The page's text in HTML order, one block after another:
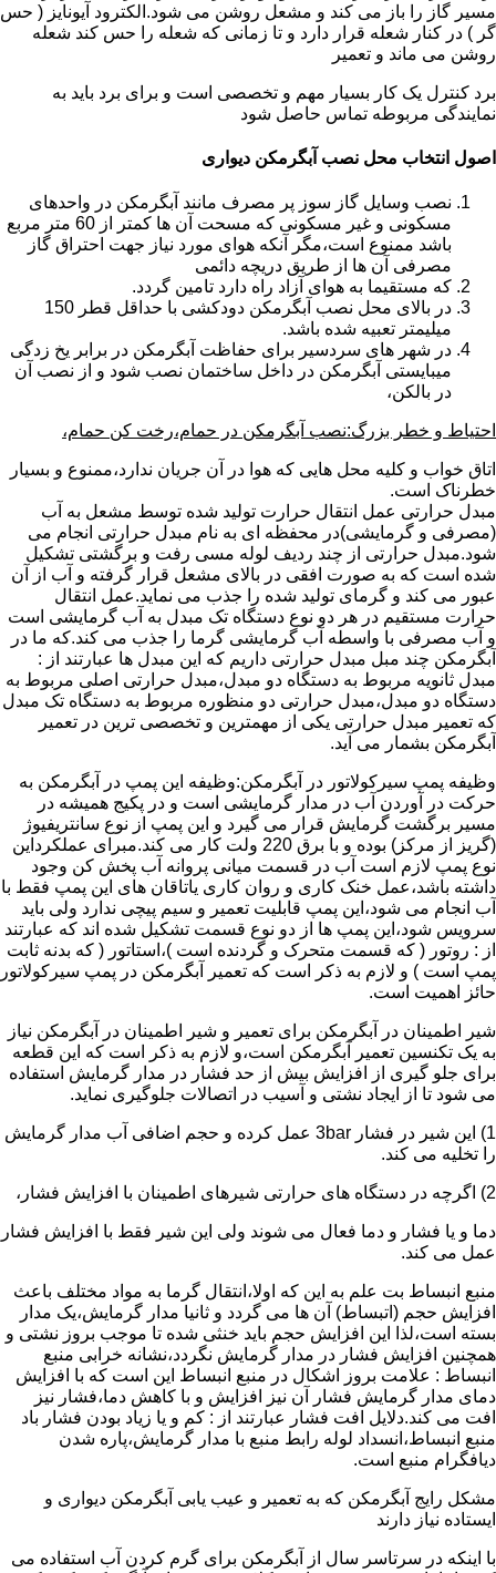
مسیر گاز را باز می کند و مشعل روشن می شود.الکترود آیونایز ( حس
گر ) در کنار شعله قرار دارد و تا زمانی که شعله را حس کند شعله
روشن می ماند و تعمیر
برد کنترل یک کار بسیار مهم و تخصصی است و برای برد باید به
نمایندگی مربوطه تماس حاصل شود
اصول انتخاب محل نصب آبگرمکن دیواری
نصب وسایل گاز سوز پر مصرف مانند آبگرمکن در واحدهای
مسکونی و غیر مسکونی که مسحت آن ها کمتر از 60 متر مربع
باشد ممنوع است،مگر آنکه هوای مورد نیاز جهت احتراق گاز
مصرفی آن ها از طریق دریچه دائمی
که مستقیما به هوای آزاد راه دارد تامین گردد.
در بالای محل نصب آبگرمکن دودکشی با حداقل قطر 150
میلیمتر تعبیه شده باشد.
در شهر های سردسیر برای حفاظت آبگرمکن در برابر یخ زدگی
میبایستی آبگرمکن در داخل ساختمان نصب شود و از نصب آن
در بالکن،
احتیاط و خطر بزرگ:نصب آبگرمکن در حمام،رخت کن حمام،
اتاق خواب و کلیه محل هایی که هوا در آن جریان ندارد،ممنوع و بسیار
خطرناک است.
مبدل حرارتی عمل انتقال حرارت تولید شده توسط مشعل به آب
(مصرفی و گرمایشی)در محفظه ای به نام مبدل حرارتی انجام می
شود.مبدل حرارتی از چند ردیف لوله مسی رفت و برگشتی تشکیل
شده است که به صورت افقی در بالای مشعل قرار گرفته و آب از آن
عبور می کند و گرمای تولید شده را جذب می نماید.عمل انتقال
حرارت مستقیم در هر دو نوع دستگاه تک مبدل به آب گرمایشی است
و آب مصرفی با واسطه آب گرمایشی گرما را جذب می کند.که ما در
آبگرمکن چند مبل مبدل حرارتی داریم که این مبدل ها عبارتند از :
مبدل ثانویه مربوط به دستگاه دو مبدل،مبدل حرارتی اصلی مربوط به
دستگاه دو مبدل،مبدل حرارتی دو منظوره مربوط به دستگاه تک مبدل
که تعمیر مبدل حرارتی یکی از مهمترین و تخصصی ترین در تعمیر
آبگرمکن بشمار می آید.
وظیفه پمپ سیرکولاتور در آبگرمکن:وظیفه این پمپ در آبگرمکن به
حرکت در آوردن آب در مدار گرمایشی است و در پکیج همیشه در
مسیر برگشت گرمایش قرار می گیرد و این پمپ از نوع سانتریفیوژ
(گریز از مرکز) بوده و با برق 220 ولت کار می کند.مبرای عملکرداین
نوع پمپ لازم است آب در قسمت میانی پروانه آب پخش کن وجود
داشته باشد،عمل خنک کاری و روان کاری یاتاقان های این پمپ فقط با
آب انجام می شود،این پمپ قابلیت تعمیر و سیم پیچی ندارد ولی باید
سرویس شود،این پمپ ها از دو نوع قسمت تشکیل شده اند که عبارتند
از : روتور ( که قسمت متحرک و گردنده است )،استاتور ( که بدنه ثابت
پمپ است ) و لازم به ذکر است که تعمیر آبگرمکن در پمپ سیرکولاتور
حائز اهمیت است.
شیر اطمینان در آبگرمکن برای تعمیر و شیر اطمینان در آبگرمکن نیاز
به یک تکنسین تعمیر آبگرمکن است،و لازم به ذکر است که این قطعه
برای جلو گیری از افزایش بیش از حد فشار در مدار گرمایش استفاده
می شود تا از ایجاد نشتی و آسیب در اتصالات جلوگیری نماید.
1) این شیر در فشار 3bar عمل کرده و حجم اضافی آب مدار گرمایش
را تخلیه می کند.
2) اگرچه در دستگاه های حرارتی شیرهای اطمینان با افزایش فشار،
دما و یا فشار و دما فعال می شوند ولی این شیر فقط با افزایش فشار
عمل می کند.
منبع انبساط بت علم به این که اولا،انتقال گرما به مواد مختلف باعث
افزایش حجم (اتبساط) آن ها می گردد و ثانیا مدار گرمایش،یک مدار
بسته است،لذا این افزایش حجم باید خنثی شده تا موجب بروز نشتی و
همچنین افزایش فشار در مدار گرمایش نگردد،نشانه خرابی منبع
انبساط : علامت بروز اشکال در منبع انبساط این است که با افزایش
دمای مدار گرمایش فشار آن نیز افزایش و با کاهش دما،فشار نیز
افت می کند.دلایل افت فشار عبارتند از : کم و یا زیاد بودن فشار باد
منبع انبساط،انسداد لوله رابط منبع با مدار گرمایش،پاره شدن
دیافگرام منبع است.
مشکل رایج آبگرمکن که به تعمیر و عیب یابی آبگرمکن دیواری و
ایستاده نیاز دارند
با اینکه در سرتاسر سال از آبگرمکن برای گرم کردن آب استفاده می